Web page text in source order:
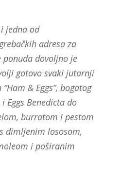
jedna od
adresa za
ponuda dovoljno je
gotovo svaki jutarnji
& Eggs”, bogatog
Eggs Benedicta do
burratom i pestom
dimljenim lososom,
i poširanim